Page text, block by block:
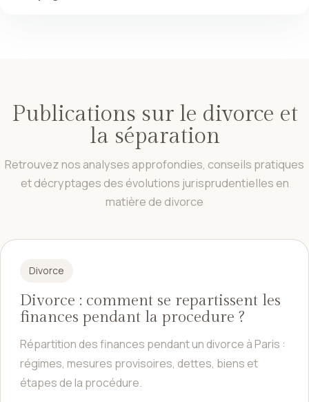
Publications sur le divorce et
la séparation
Retrouvez nos analyses approfondies, conseils pratiques
et décryptages des évolutions jurisprudentielles en
matière de divorce
Divorce
Divorce : comment se repartissent les
finances pendant la procedure ?
Répartition des finances pendant un divorce à Paris :
régimes, mesures provisoires, dettes, biens et
étapes de la procédure.